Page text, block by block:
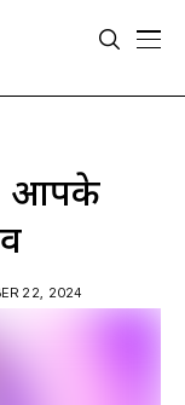
आपके
22, 2024